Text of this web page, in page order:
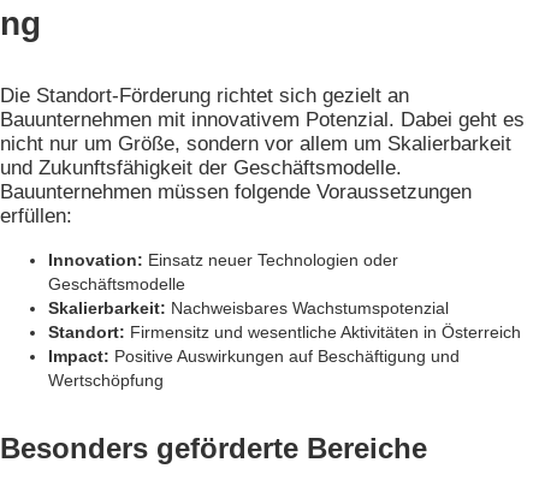
ng
Die Standort-Förderung richtet sich gezielt an
Bauunternehmen mit innovativem Potenzial. Dabei geht es
nicht nur um Größe, sondern vor allem um Skalierbarkeit
und Zukunftsfähigkeit der Geschäftsmodelle.
Bauunternehmen müssen folgende Voraussetzungen
erfüllen:
Innovation: Einsatz neuer Technologien oder
Geschäftsmodelle
Skalierbarkeit: Nachweisbares Wachstumspotenzial
Standort: Firmensitz und wesentliche Aktivitäten in Österreich
Impact: Positive Auswirkungen auf Beschäftigung und
Wertschöpfung
Besonders geförderte Bereiche